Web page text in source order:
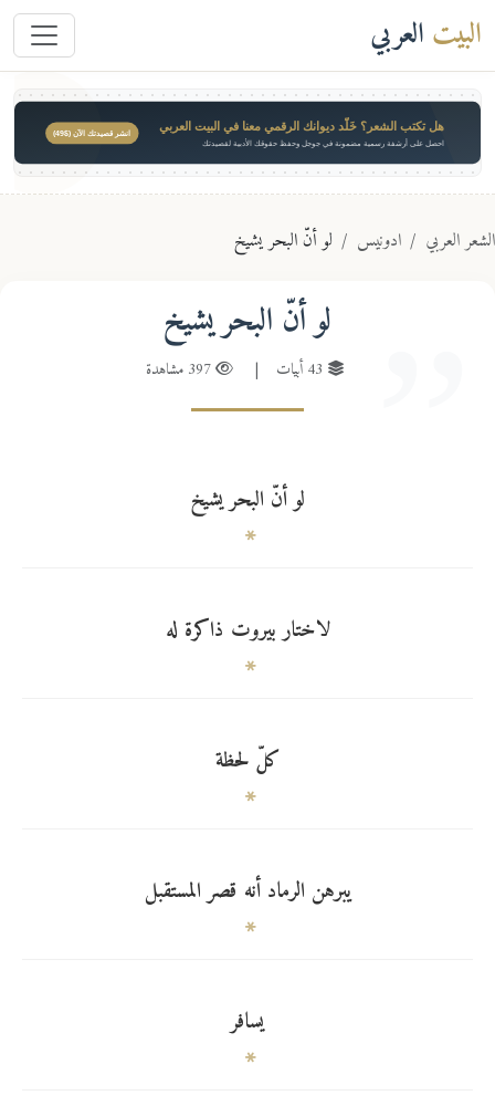
البيتالعربي
هل تكتب الشعر؟ خَلّد ديوانك الرقمي معنا في البيت العربي
احصل على أرشفة رسمية مضمونة في جوجل وحفظ حقوقك الأدبية لقصيدتك
انشر قصيدتك الآن ($49)
العربي ادونيس لو أنّ البحر يشيخ
لو أنّ البحر يشيخ
43 أبيات 397 مشاهدة
لو أنّ البحر يشيخ
لاختار بيروت ذاكرة له
كلّ لحظة
يبرهن الرماد أنه قصر المستقبل
يسافر